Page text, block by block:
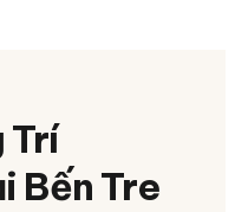
Trí
Bến Tre